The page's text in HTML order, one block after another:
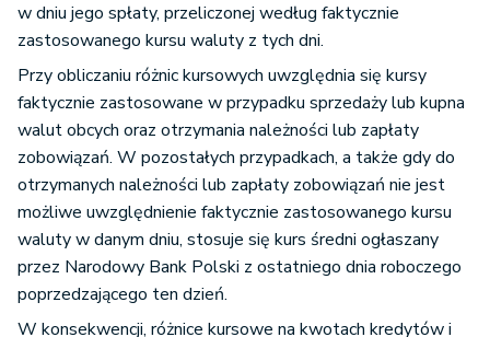
w dniu jego spłaty, przeliczonej według faktycznie
zastosowanego kursu waluty z tych dni.
Przy obliczaniu różnic kursowych uwzględnia się kursy
faktycznie zastosowane w przypadku sprzedaży lub kupna
walut obcych oraz otrzymania należności lub zapłaty
zobowiązań. W pozostałych przypadkach, a także gdy do
otrzymanych należności lub zapłaty zobowiązań nie jest
możliwe uwzględnienie faktycznie zastosowanego kursu
waluty w danym dniu, stosuje się kurs średni ogłaszany
przez Narodowy Bank Polski z ostatniego dnia roboczego
poprzedzającego ten dzień.
W konsekwencji, różnice kursowe na kwotach kredytów i